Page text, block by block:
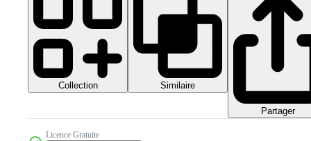
Collection Similaire
Partager
Licence Gratuite